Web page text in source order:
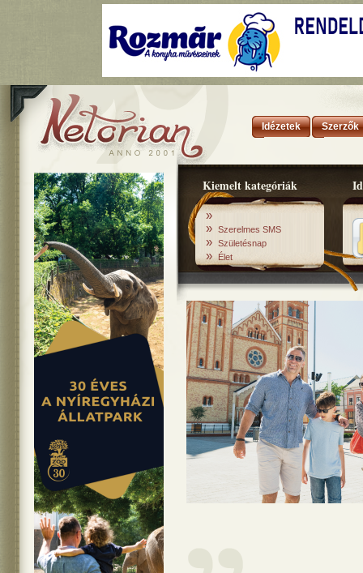
Idézetek Szerzők
Kiemelt kategóriák
»
» Szerelmes SMS
» Születésnap
» Élet